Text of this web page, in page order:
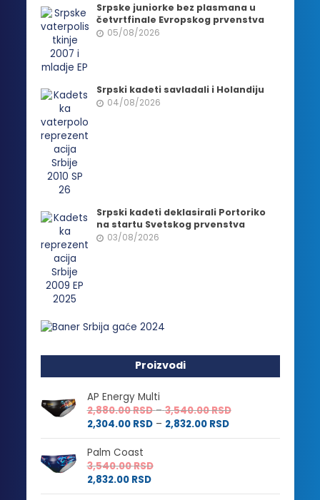
Srpske juniorke bez plasmana u
četvrtfinale Evropskog prvenstva
05/08/2026
Srpski kadeti savladali i Holandiju
04/08/2026
Srpski kadeti deklasirali Portoriko
na startu Svetskog prvenstva
03/08/2026
Proizvodi
AP Energy Multi
2,880.00RSD – 3,540.00RSDRaspon
od
2,304.00 RSD – 2,832.00 RSDRaspon
cena:
2,832.00 RSD
Palm Coast
3,540.00RSD
2,832.00 RSD